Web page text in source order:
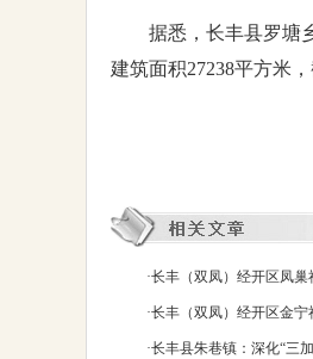
据悉，长丰县罗塘
建筑面积27238平方米
·长丰（双凤）经开区凤巢
·长丰（双凤）经开区金宁
·长丰县朱巷镇：深化“三